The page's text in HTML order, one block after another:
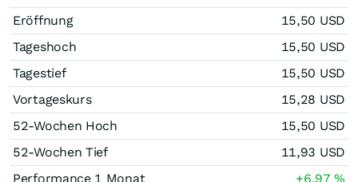
Eröffnung
15,50 USD
Tageshoch
15,50 USD
Tagestief
15,50 USD
Vortageskurs
15,28 USD
52-Wochen Hoch
15,50 USD
52-Wochen Tief
11,93 USD
Performance 1 Monat
+6,97%